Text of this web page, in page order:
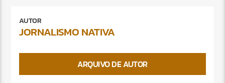
AUTOR
JORNALISMO NATIVA
ARQUIVO DE AUTOR